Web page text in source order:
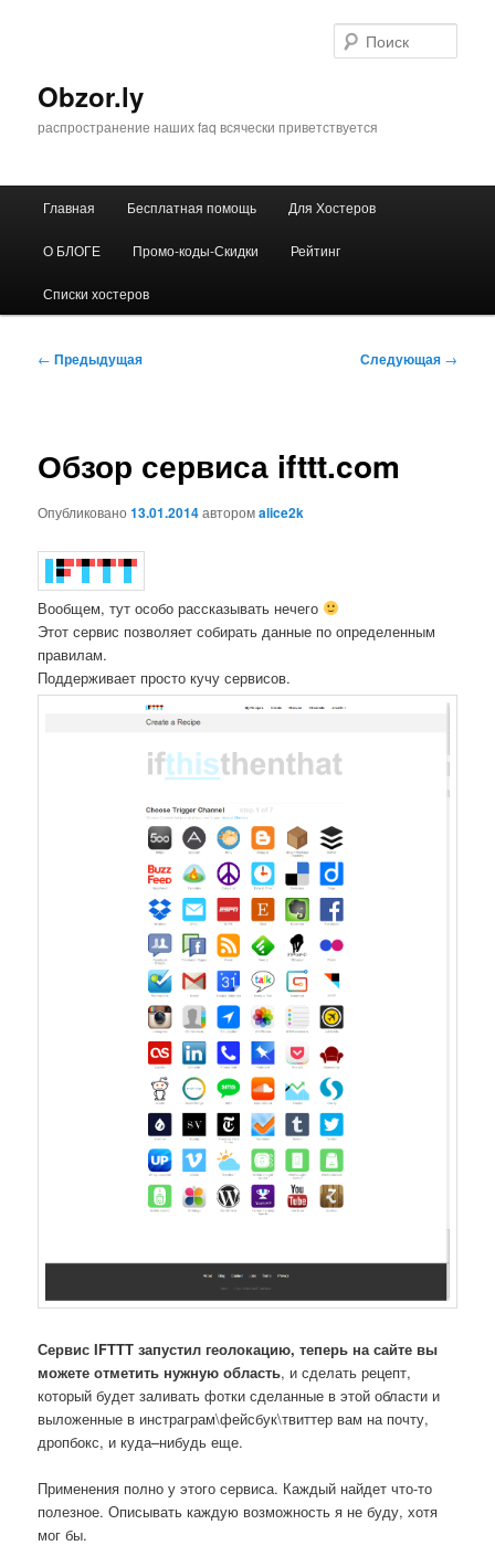
Obzor.ly
распространение наших faq всячески приветствуется
Главная Бесплатная помощь Для Хостеров
О БЛОГЕ Промо-коды-Скидки Рейтинг
Списки хостеров
Навигация
← Предыдущая Следующая →
Обзор сервиса ifttt.com
Опубликовано13.01.2014авторомalice2k
Вообщем, тут особо рассказывать нечего
Этот сервис позволяет собирать данные по определенным
правилам.
Поддерживает просто кучу сервисов.
Сервис IFTTT запустил геолокацию, теперь на сайте вы
можете отметить нужную область, и сделать рецепт,
который будет заливать фотки сделанные в этой области и
выложенные в инстраграм\фейсбук\твиттер вам на почту,
дропбокс, и куда–нибудь еще.
Применения полно у этого сервиса. Каждый найдет что-то
полезное. Описывать каждую возможность я не буду, хотя
мог бы.